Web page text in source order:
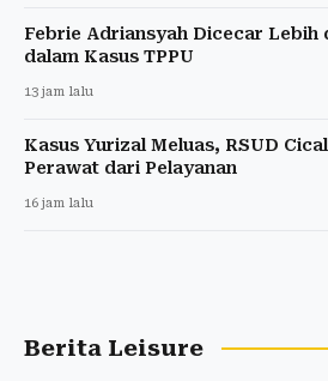
Febrie Adriansyah Dicecar Lebih
dalam Kasus TPPU
13 jam lalu
Kasus Yurizal Meluas, RSUD
Perawat dari Pelayanan
16 jam lalu
Berita Leisure